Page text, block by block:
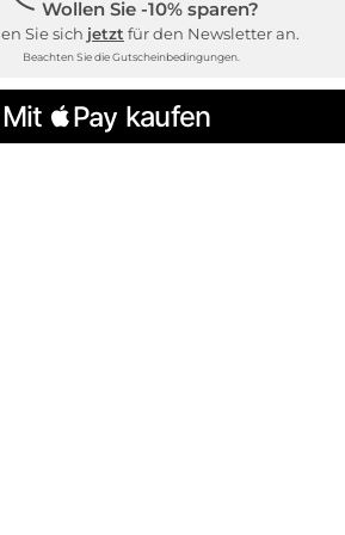
Wollen Sie -10% sparen?
Sie sich jetzt für den Newsletter an.
Beachten Sie die Gutscheinbedingungen.